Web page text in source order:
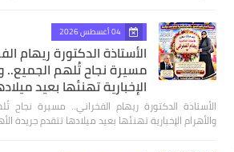
04 أغسطس 2026
الأستاذة الدكتورة ريهام
مسيرة نجاح تُلهم الجميع..
الإخبارية تهنئها بعيد
الأستاذة الدكتورة ريهام الفخراني.. مسيرة نجاح
والأهرام الإخبارية تهنئها بعيد ميلادها تتقدم جريدة